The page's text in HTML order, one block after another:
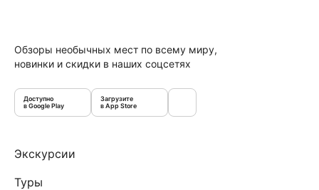
Обзоры необычных мест по всему миру,
новинки и скидки в наших соцсетях
Доступно
в Google Play
Загрузите
в App Store
Экскурсии
Туры